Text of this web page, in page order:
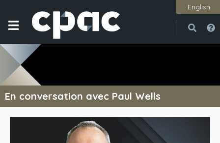
English
En conversation avec Paul Wells